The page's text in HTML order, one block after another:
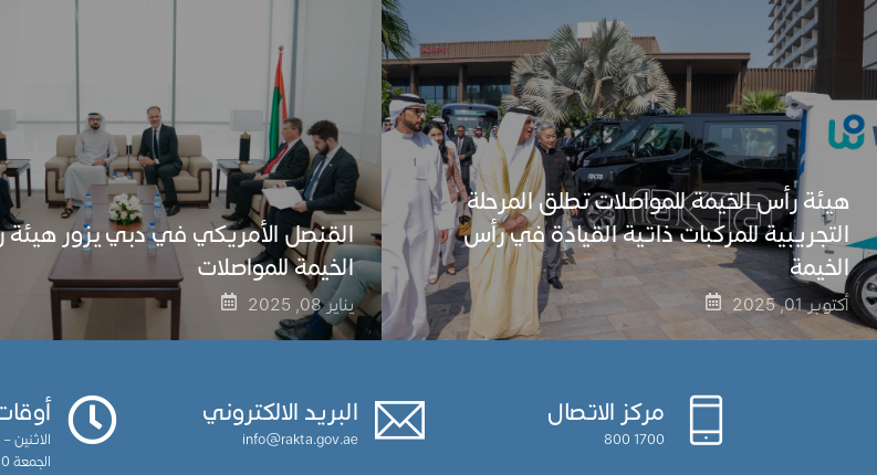
هيئة رأس الخيمة للمواصلات تطلق المرحلة
التجريبية للمركبات ذاتية القيادة في رأس
الخيمة
أكتوبر 01, 2025
القنصل الأمريكي في دبي يزور
الخيمة للمواصلات
يناير 08, 2025
مركز الاتصال
1700 800
البريد الالكتروني
info@rakta.gov.ae
الاثنين –
الجمعة 7:30 ص – 12:00م